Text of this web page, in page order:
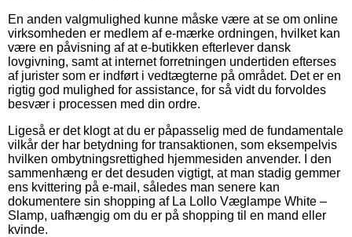
En anden valgmulighed kunne måske være at se om online
virksomheden er medlem af e-mærke ordningen, hvilket kan
være en påvisning af at e-butikken efterlever dansk
lovgivning, samt at internet forretningen undertiden efterses
af jurister som er indført i vedtægterne på området. Det er en
rigtig god mulighed for assistance, for så vidt du forvoldes
besvær i processen med din ordre.
Ligeså er det klogt at du er påpasselig med de fundamentale
vilkår der har betydning for transaktionen, som eksempelvis
hvilken ombytningsrettighed hjemmesiden anvender. I den
sammenhæng er det desuden vigtigt, at man stadig gemmer
ens kvittering på e-mail, således man senere kan
dokumentere sin shopping af La Lollo Væglampe White –
Slamp, uafhængig om du er på shopping til en mand eller
kvinde.